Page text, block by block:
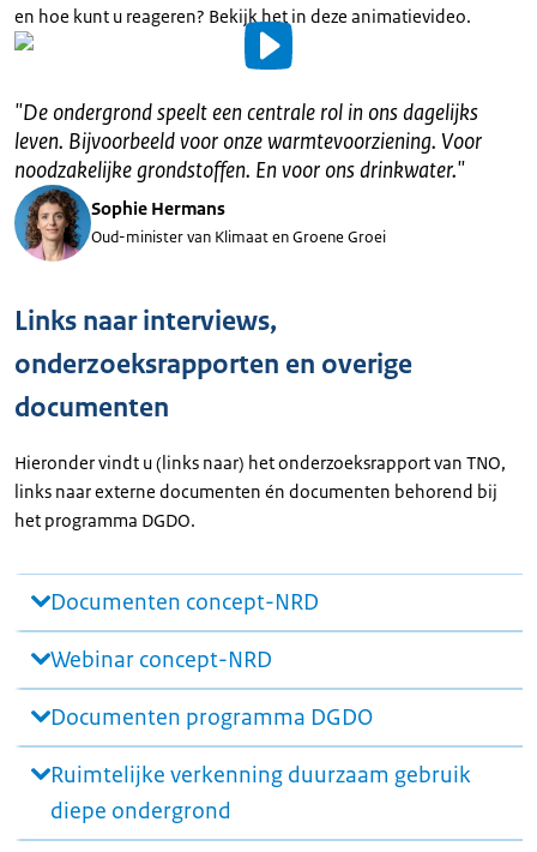
details
Uitgeschreven
tekst
en hoe kunt u reageren? Bekijk het in deze animatievideo.
"De ondergrond speelt een centrale rol in ons dagelijks
leven. Bijvoorbeeld voor onze warmtevoorziening. Voor
noodzakelijke grondstoffen. En voor ons drinkwater."
Sophie Hermans
Oud-minister van Klimaat en Groene Groei
Links naar interviews,
onderzoeksrapporten en overige
documenten
Hieronder vindt u (links naar) het onderzoeksrapport van TNO,
links naar externe documenten én documenten behorend bij
het programma DGDO.
Documenten concept-NRD
Webinar concept-NRD
Documenten programma DGDO
Ruimtelijke verkenning duurzaam gebruik
diepe ondergrond